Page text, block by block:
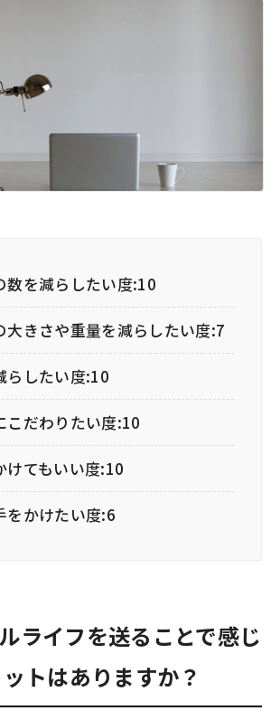
数を減らしたい度:10
大きさや重量を減らしたい度:7
らしたい度:10
こだわりたい度:10
けてもいい度:10
をかけたい度:6
ライフを送ることで感じ
トはありますか？